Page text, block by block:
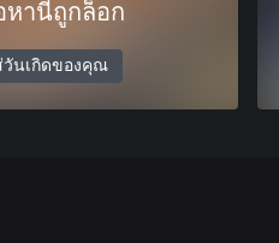
หานี้ถูกล็อก
วันเกิดของคุณ